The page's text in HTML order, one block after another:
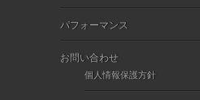
パフォーマンス
お問い合わせ
個人情報保護方針